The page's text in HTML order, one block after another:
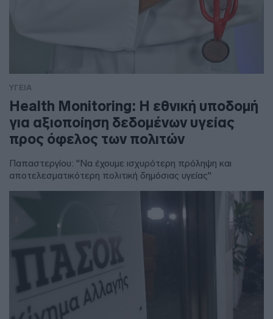
ΥΓΕΙΑ
Health Monitoring: Η εθνική υποδομή
για αξιοποίηση δεδομένων υγείας
προς όφελος των πολιτών
Παπαστεργίου: "Να έχουμε ισχυρότερη πρόληψη και
αποτελεσματικότερη πολιτική δημόσιας υγείας"